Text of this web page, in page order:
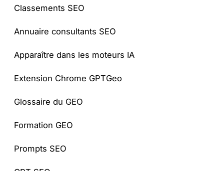
Classements SEO
Annuaire consultants SEO
Apparaître dans les moteurs IA
Extension Chrome GPTGeo
Glossaire du GEO
Formation GEO
Prompts SEO